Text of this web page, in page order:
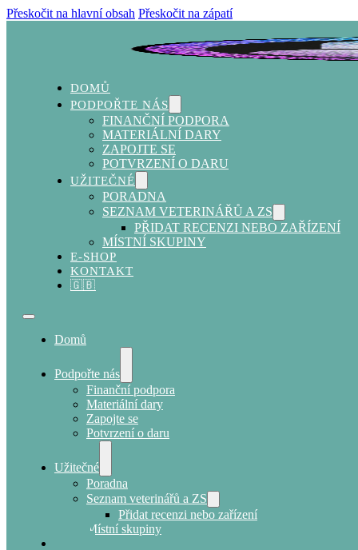
Přeskočit na hlavní obsah Přeskočit na zápatí
DOMŮ
PODPOŘTE NÁS
FINANČNÍ PODPORA
MATERIÁLNÍ DARY
ZAPOJTE SE
POTVRZENÍ O DARU
UŽITEČNÉ
PORADNA
SEZNAM VETERINÁŘŮ A ZS
PŘIDAT RECENZI NEBO ZAŘÍZENÍ
MÍSTNÍ SKUPINY
E-SHOP
KONTAKT
🇬🇧
Domů
Podpořte nás
Finanční podpora
Materiální dary
Zapojte se
Potvrzení o daru
Užitečné
Poradna
Seznam veterinářů a ZS
Přidat recenzi nebo zařízení
Místní skupiny